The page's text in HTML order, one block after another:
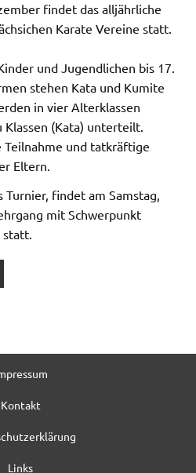
findet das alljährliche
Karate Vereine statt.
und Jugendlichen bis 17.
stehen Kata und Kumite
in vier Alterklassen
Klassen (Kata) unterteilt.
und tatkräftige
Eltern.
findet am Samstag,
mit Schwerpunkt
statt.
Kontakt
Links